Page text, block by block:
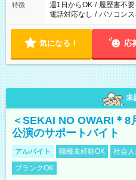
特徴 週1日からOK / 履歴書不要
電話対応なし / パソコン
気になる！ 応
未
＜SEKAI NO OWARI＊8
公演のサポートバイト
アルバイト 職種未経験OK 社会
ブランクOK